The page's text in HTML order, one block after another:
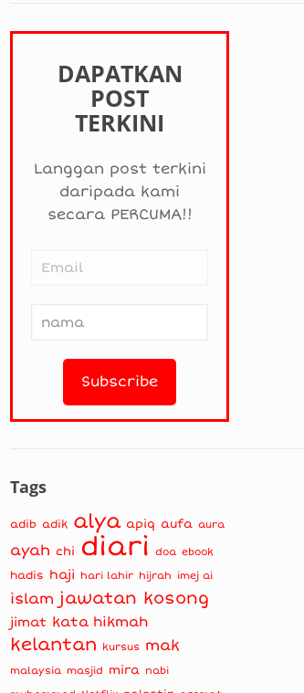
DAPATKAN
POST
TERKINI
Langgan post terkini
daripada kami
secara PERCUMA!!
Tags
adib adik alya apiq aufa aura
ayah chi diari doa ebook
hadis haji hari lahir hijrah imej ai
islam jawatan kosong
jimat kata hikmah
kelantan kursus mak
malaysia masjid mira nabi